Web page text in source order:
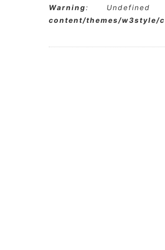
Warning: Undefined
content/themes/w3style/